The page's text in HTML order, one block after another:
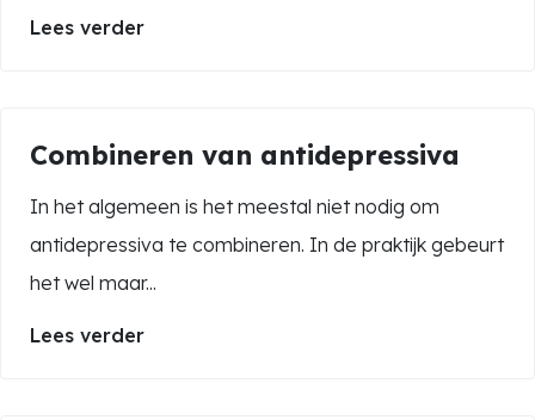
Zoek in alle artikelen
Lees verder
Combineren van antidepressiva
In het algemeen is het meestal niet nodig om
antidepressiva te combineren. In de praktijk gebeurt
het wel maar...
Lees verder